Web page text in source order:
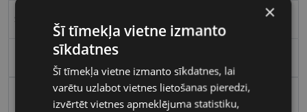
S
Plastmasa
×
Šī tīmekļa vietne izmanto
sīkdatnes
Šī tīmekļa vietne izmanto sīkdatnes, lai
varētu uzlabot vietnes lietošanas pieredzi,
izvērtēt vietnes apmeklējuma statistiku,